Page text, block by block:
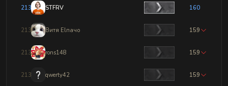
2131 STFRV 160
2132 Витя Elпачо 159
2133 rons148 159
2134 qwerty42 159